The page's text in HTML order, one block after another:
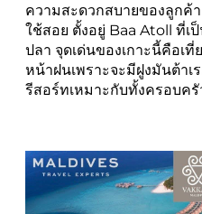
ความสะดวกสบายของลูกค้
ใช้สอย ตั้งอยู่ Baa Atoll ที่
ปลา จุดเด่นของเกาะนี้คือเ
หน้าฝนเพราะจะมีฝูงมันต้าเ
รีสอร์ทเหมาะกับทั้งครอบค